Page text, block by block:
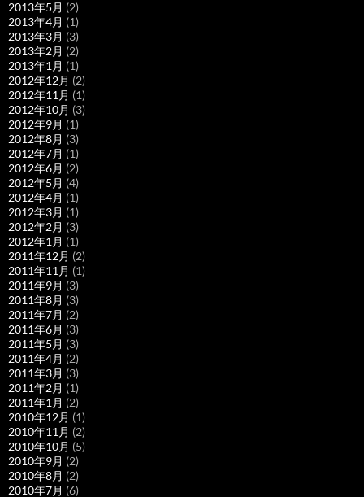
2013年5月 (2)
2013年4月 (1)
2013年3月 (3)
2013年2月 (2)
2013年1月 (1)
2012年12月 (2)
2012年11月 (1)
2012年10月 (3)
2012年9月 (1)
2012年8月 (3)
2012年7月 (1)
2012年6月 (2)
2012年5月 (4)
2012年4月 (1)
2012年3月 (1)
2012年2月 (3)
2012年1月 (1)
2011年12月 (2)
2011年11月 (1)
2011年9月 (3)
2011年8月 (3)
2011年7月 (2)
2011年6月 (3)
2011年5月 (3)
2011年4月 (2)
2011年3月 (3)
2011年2月 (1)
2011年1月 (2)
2010年12月 (1)
2010年11月 (2)
2010年10月 (5)
2010年9月 (2)
2010年8月 (2)
2010年7月 (6)